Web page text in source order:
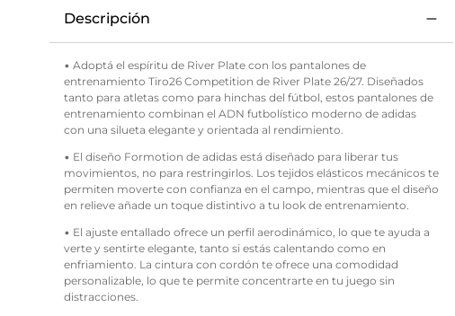
Descripción
• Adoptá el espíritu de River Plate con los pantalones de
entrenamiento Tiro26 Competition de River Plate 26/27. Diseñados
tanto para atletas como para hinchas del fútbol, estos pantalones de
entrenamiento combinan el ADN futbolístico moderno de adidas
con una silueta elegante y orientada al rendimiento.
• El diseño Formotion de adidas está diseñado para liberar tus
movimientos, no para restringirlos. Los tejidos elásticos mecánicos te
permiten moverte con confianza en el campo, mientras que el diseño
en relieve añade un toque distintivo a tu look de entrenamiento.
• El ajuste entallado ofrece un perfil aerodinámico, lo que te ayuda a
verte y sentirte elegante, tanto si estás calentando como en
enfriamiento. La cintura con cordón te ofrece una comodidad
personalizable, lo que te permite concentrarte en tu juego sin
distracciones.